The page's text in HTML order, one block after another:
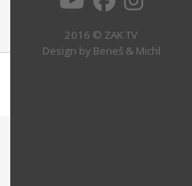
2016 © ZAK TV
Design by Beneš & Michl